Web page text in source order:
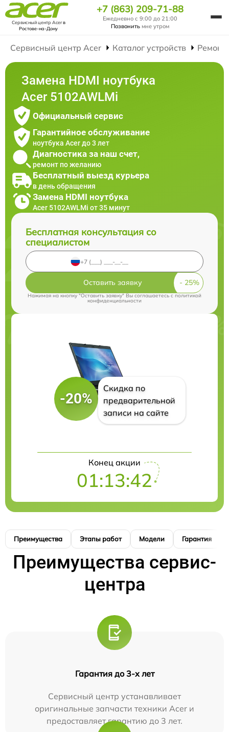
Сервисный центр Acerв
Ростове-на-Дону
+7 (863) 209-71-88
Ежедневно с 9:00 до 21:00
Позвонить мне утром
Сервисный центр Acer Каталог устройств Ремонт
Замена HDMI ноутбука
Acer 5102AWLMi
Официальный сервис
Гарантийное обслуживание
ноутбука Acer до 3 лет
Диагностика за наш счет,
ремонт по желанию
Бесплатный выезд курьера
в день обращения
Замена HDMI ноутбука
Acer 5102AWLMi от 35 минут
Бесплатная консультация со
специалистом
Оставить заявку
Нажимая на кнопку "Оставить заявку" Вы соглашаетесь cполитикой
конфиденциальности
-20%
Скидка по
предварительной
записи на сайте
Конец акции
01:13:41
Преимущества Этапы работ Модели Гарантия
Преимущества сервис-
центра
Гарантия до 3-х лет
Сервисный центр устанавливает
оригинальные запчасти техники Acer и
предоставляет гарантию до 3 лет.